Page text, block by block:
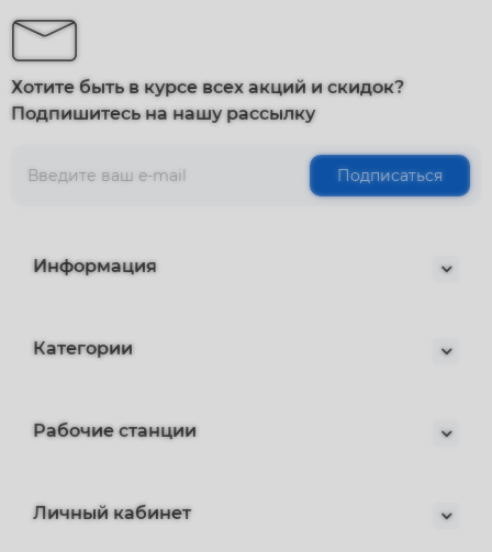
Хотите быть в курсе всех акций и скидок?
Подпишитесь на нашу рассылку
Подписаться
Информация
Категории
Рабочие станции
Личный кабинет